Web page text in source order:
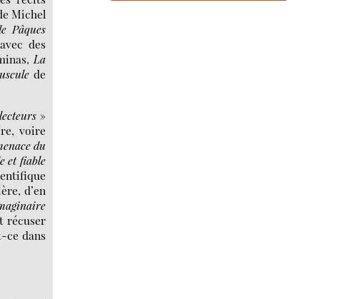
Michel
Pâques
des
La
de
»
voire
du
et fiable
d’en
récuser
ce dans